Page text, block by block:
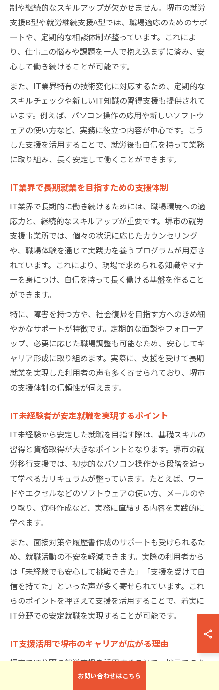
制や継続的なスキルアップが欠かせません。堺市の就労
支援B型や就労継続支援A型では、職場適応のためのサポ
ートや、定期的な相談体制が整っています。これによ
り、仕事上の悩みや課題を一人で抱え込まずに済み、安
心して働き続けることが可能です。
また、IT業界特有の技術変化に対応するため、定期的な
スキルチェックや新しいIT知識の習得支援も提供されて
います。例えば、パソコン操作の応用や新しいソフトウ
ェアの使い方など、実務に役立つ内容が中心です。こう
した支援を活用することで、就労後も自信を持って業務
に取り組み、長く安定して働くことができます。
IT業界で長期就業を目指すための支援体制
IT業界で長期的に働き続けるためには、職場環境への適
応力と、継続的なスキルアップが重要です。堺市の就労
支援事業所では、個々の状況に応じたカウンセリング
や、職場体験を通じて実践力を養うプログラムが用意さ
れています。これにより、現場で求められる知識やマナ
ーを身につけ、自信を持って長く働ける基盤を作ること
ができます。
特に、障害を持つ方や、社会復帰を目指す方へのきめ細
やかなサポートが特徴です。定期的な面談やフォローア
ップ、必要に応じた職場調整も可能なため、安心してキ
ャリア形成に取り組めます。実際に、支援を受けて長期
就業を実現した利用者の声も多く寄せられており、堺市
の支援体制の信頼性が伺えます。
IT未経験者が安定就職を実現するポイント
IT未経験から安定した就職を目指す際は、基礎スキルの
習得と資格取得が大きなポイントとなります。堺市の就
労移行支援では、初歩的なパソコン操作から段階を追っ
て学べるカリキュラムが整っています。たとえば、ワー
ドやエクセルなどのソフトウェアの使い方、メールのや
り取り、資料作成など、実務に直結する内容を実践的に
学べます。
また、面接対策や履歴書作成のサポートも受けられるた
め、就職活動の不安を軽減できます。実際の利用者から
は「未経験でも安心して挑戦できた」「支援を受けて自
信を持てた」といった声が多く寄せられています。これ
らのポイントを押さえて支援を活用することで、着実に
IT分野での安定就職を実現することが可能です。
IT支援活用で堺市のキャリアが広がる理由
堺市でIT分野の就労支援を活用することで、地元でのキ
ャリアの幅が大きく広がります。ITスキルは多様な業種
お問い合わせはこちら